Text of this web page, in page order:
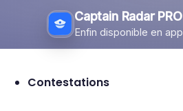
Captain Radar PRO
Enfin disponible en
Contestations